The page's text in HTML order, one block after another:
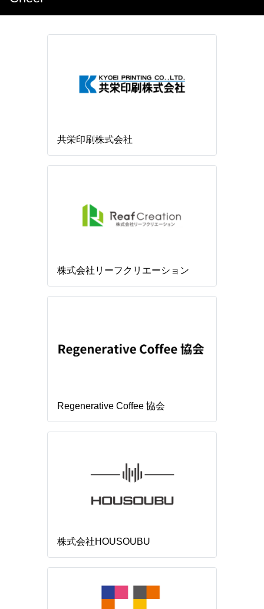
共栄印刷株式会社
株式会社リーフクリエーション
Regenerative Coffee 協会
株式会社HOUSOUBU